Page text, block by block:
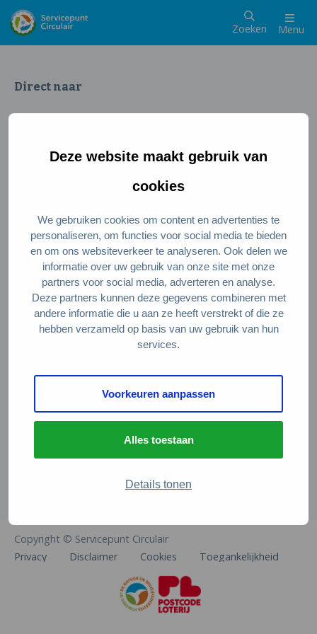
Deze website maakt gebruik van
cookies
We gebruiken cookies om content en advertenties te
personaliseren, om functies voor social media te bieden
en om ons websiteverkeer te analyseren. Ook delen we
informatie over uw gebruik van onze site met onze
partners voor social media, adverteren en analyse.
Deze partners kunnen deze gegevens combineren met
andere informatie die u aan ze heeft verstrekt of die ze
hebben verzameld op basis van uw gebruik van hun
services.
Voorkeuren aanpassen
Alles toestaan
Details tonen
Zoeken Menu
Direct naar
Wat is een circulaire samenleving
Meedoen als ondernemer
Circulaire producten en diensten
Wie zijn wij?
Over ons
Stel je vraag
Servicepunt Team
Veelgestelde vragen
De Natuur en Milieufederaties
Arthur van Schendelstraat 600
info@natuurenmilieufederaties.nl
Copyright © Servicepunt Circulair
Privacy
Disclaimer Cookies Toegankelijkheid